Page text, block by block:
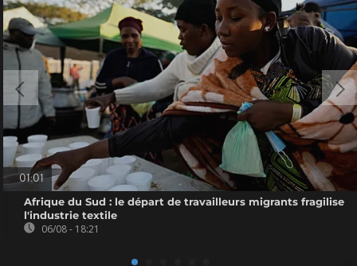
01:01
Afrique du Sud : le départ de travailleurs migrants fragilise
l'industrie textile
06/08 - 18:21